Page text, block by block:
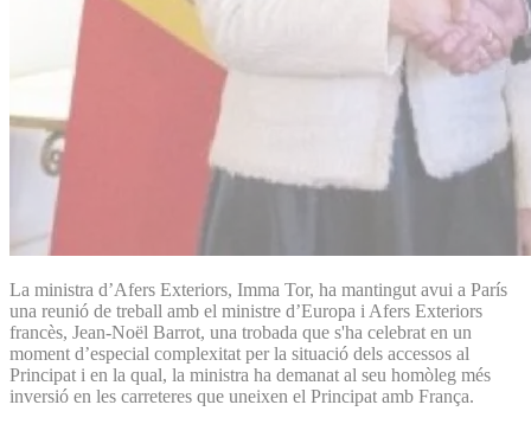
La ministra d’Afers Exteriors, Imma Tor, ha mantingut avui a París
una reunió de treball amb el ministre d’Europa i Afers Exteriors
francès, Jean-Noël Barrot, una trobada que s'ha celebrat en un
moment d’especial complexitat per la situació dels accessos al
Principat i en la qual, la ministra ha demanat al seu homòleg més
inversió en les carreteres que uneixen el Principat amb França.